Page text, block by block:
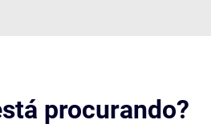
procurando?